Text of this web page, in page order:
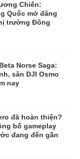
Chiến:
Quốc mở đăng
trường Đông
Norse Saga:
săn DJI Osmo
nay
đã hoàn thiện?
bố gameplay
đang đến gần